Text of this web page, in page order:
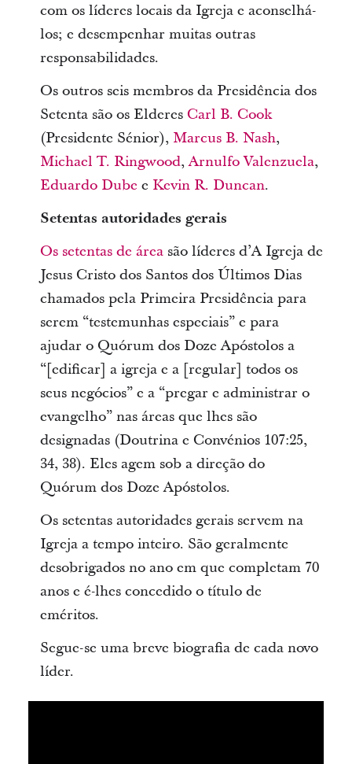
com os líderes locais da Igreja e aconselhá-
los; e desempenhar muitas outras
responsabilidades.
Os outros seis membros da Presidência dos
Setenta são os Elderes Carl B. Cook
(Presidente Sénior), Marcus B. Nash,
Michael T. Ringwood,Arnulfo Valenzuela,
Eduardo Dube e Kevin R. Duncan.
Setentas autoridades gerais
Os setentas de áreasão líderes d’A Igreja de
Jesus Cristo dos Santos dos Últimos Dias
chamados pela Primeira Presidência para
serem “testemunhas especiais” e para
ajudar o Quórum dos Doze Apóstolos a
“[edificar] a igreja e a [regular] todos os
seus negócios” e a “pregar e administrar o
evangelho” nas áreas que lhes são
designadas (Doutrina e Convénios 107:25,
34, 38). Eles agem sob a direção do
Quórum dos Doze Apóstolos.
Os setentas autoridades gerais servem na
Igreja a tempo inteiro. São geralmente
desobrigados no ano em que completam 70
anos e é-lhes concedido o título de
eméritos.
Segue-se uma breve biografia de cada novo
líder.